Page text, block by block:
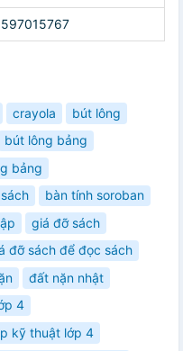
crayola
bút lông
bút lông bảng
bảng
bàn tính soroban
giá đỡ sách
đỡ sách để đọc sách
đất nặn nhật
4
kỹ thuật lớp 4